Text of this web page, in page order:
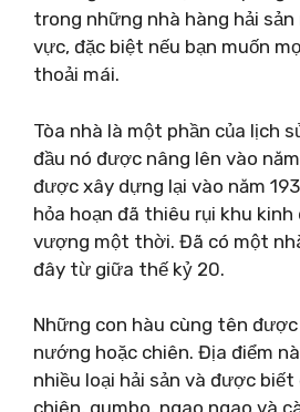
trong những nhà hàng hải
vực, đặc biệt nếu bạn muốn
thoải mái.
Tòa nhà là một phần của lịch
đầu nó được nâng lên vào
được xây dựng lại vào năm
hỏa hoạn đã thiêu rụi khu
vượng một thời. Đã có một
đây từ giữa thế kỷ 20.
Những con hàu cùng tên được
nướng hoặc chiên. Địa điểm
nhiều loại hải sản và được
chiên, gumbo, ngao ngao và